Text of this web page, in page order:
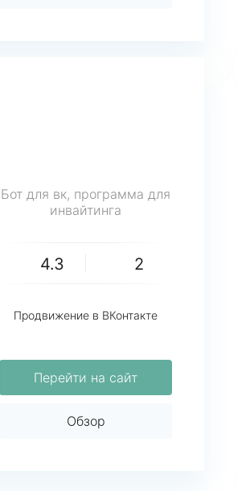
Бот для вк, программа для
инвайтинга
4.3 2
Продвижение в ВКонтакте
Перейти на сайт
Обзор